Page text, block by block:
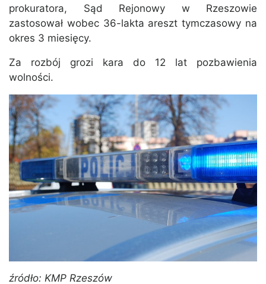
prokuratora, Sąd Rejonowy w Rzeszowie
zastosował wobec 36-lakta areszt tymczasowy na
okres 3 miesięcy.
Za rozbój grozi kara do 12 lat pozbawienia
wolności.
źródło: KMP Rzeszów